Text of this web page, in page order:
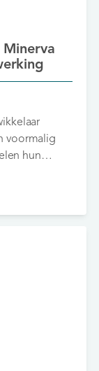
Minerva
voormalig
hun
Merrill